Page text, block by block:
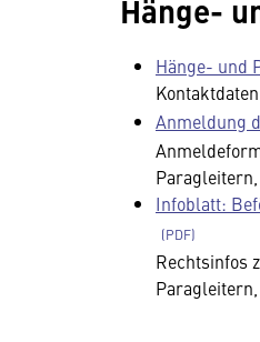
Hänge-
Hänge- und
Anmeldung
Infoblatt:
Rechtsinfos